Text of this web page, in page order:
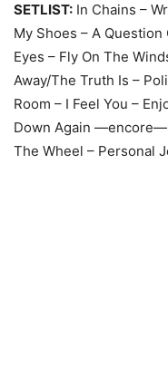
SETLIST: In Chains –
My Shoes – A
Eyes – Fly On The
Away/The Truth Is –
Room – I Feel You –
Down Again —encore—
The Wheel – Personal